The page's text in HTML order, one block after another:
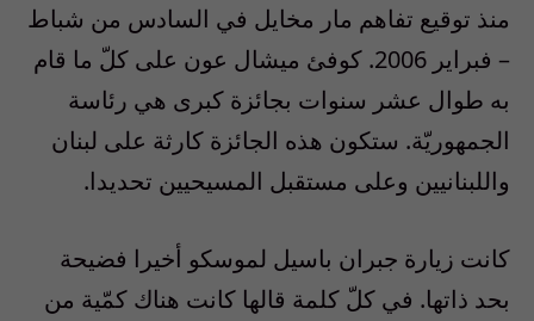
منذ توقيع تفاهم مار مخايل في السادس من شباط
– فبراير 2006. كوفئ ميشال عون على كلّ ما قام
به طوال عشر سنوات بجائزة كبرى هي رئاسة
الجمهوريّة. ستكون هذه الجائزة كارثة على لبنان
واللبنانيين وعلى مستقبل المسيحيين تحديدا.
كانت زيارة جبران باسيل لموسكو أخيرا فضيحة
بحد ذاتها. في كلّ كلمة قالها كانت هناك كمّية من